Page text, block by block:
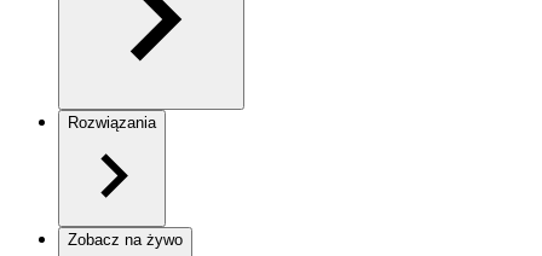
Rozwiązania
Zobacz na żywo